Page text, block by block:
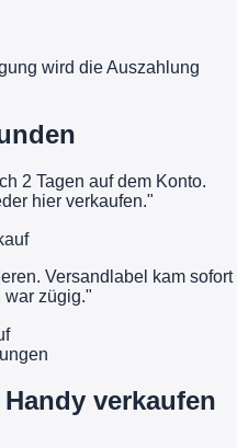
wird die Auszahlung
2 Tagen auf dem Konto.
hier verkaufen."
Versandlabel kam sofort
war zügig."
verkaufen